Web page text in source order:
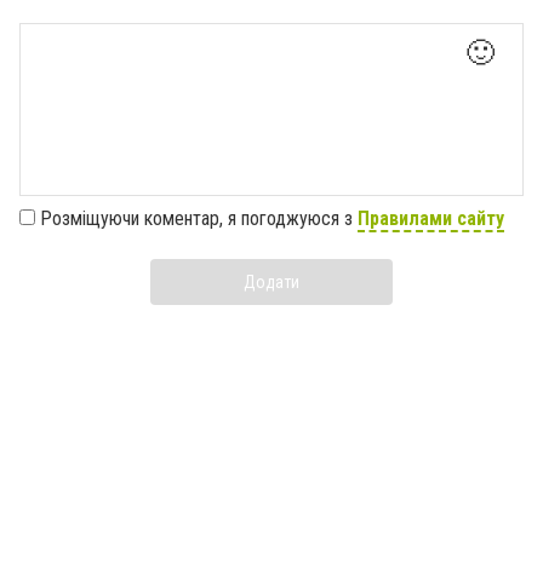
🙂
Розміщуючи коментар, я погоджуюся з Правилами сайту
Додати